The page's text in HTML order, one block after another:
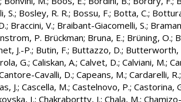
S.; Bosley, R. R.; Bossu, F.; Botta, C.;
; Braccini, V.; Braibant-Giacomelli, S.;
P. Brückman; Bruna, E.; Brüning, O.;
J.-P.; Butin, F.; Buttazzo, D.; Butterworth,
G.; Caliskan, A.; Calvet, D.; Calviani, M.;
Cavalli, D.; Capeans, M.; Cardarelli, R.
J.; Cascella, M.; Castelnovo, P.; Castorina,
I.; Chakrabortty, J.; Chala, M.;